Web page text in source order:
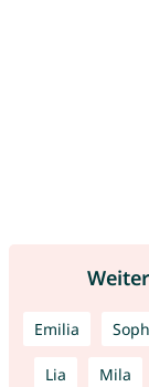
Emilia
Lia Mila